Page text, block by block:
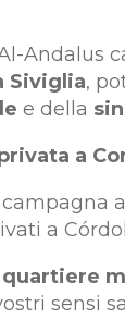
Andalus
Siviglia,
e della
a
a
quartiere
sensi